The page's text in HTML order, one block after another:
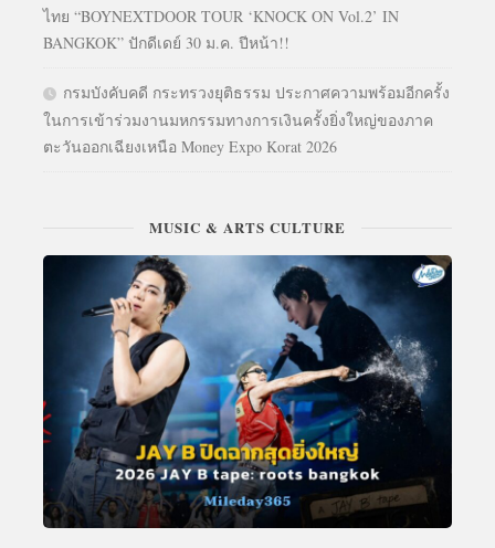
ไทย “BOYNEXTDOOR TOUR ‘KNOCK ON Vol.2’ IN
BANGKOK” ปักดีเดย์ 30 ม.ค. ปีหน้า!!
กรมบังคับคดี กระทรวงยุติธรรม ประกาศความพร้อมอีกครั้ง
ในการเข้าร่วมงานมหกรรมทางการเงินครั้งยิ่งใหญ่ของภาค
ตะวันออกเฉียงเหนือ Money Expo Korat 2026
MUSIC & ARTS CULTURE